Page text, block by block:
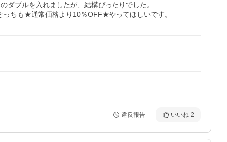
ダブルを入れましたが、結構ぴったりでした。
っちも★通常価格より10％OFF★やってほしいです。
違反報告 いいね 2